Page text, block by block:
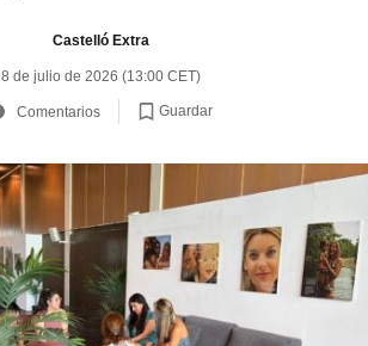
Castelló Extra
8 de julio de 2026 (13:00 CET)
Comentarios Guardar